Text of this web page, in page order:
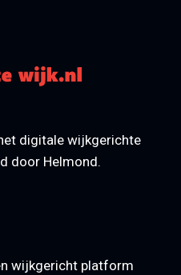
digitale wijkgerichte
door Helmond.
wijkgericht platform